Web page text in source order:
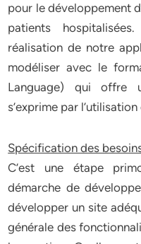
pour le développement
patients
réalisation de notre
modéliser avec le
Language) qui offre
s’exprime par
Spécification des
C’est une étape
démarche de
développer un site
générale des